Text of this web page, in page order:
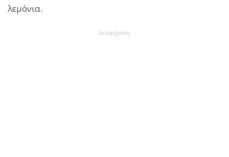
λεμόνια.
Διαφήμιση